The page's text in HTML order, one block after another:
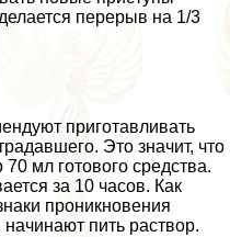
перерыв на 1/3
приготавливать
Это значит, что
мл готового средства.
за 10 часов. Как
проникновения
пить раствор.